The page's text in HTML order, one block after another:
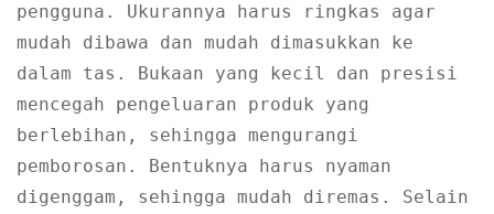
pengguna. Ukurannya harus ringkas agar
mudah dibawa dan mudah dimasukkan ke
dalam tas. Bukaan yang kecil dan presisi
mencegah pengeluaran produk yang
berlebihan, sehingga mengurangi
pemborosan. Bentuknya harus nyaman
digenggam, sehingga mudah diremas. Selain